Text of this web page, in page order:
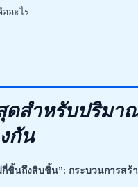
อะไร
ดสำหรับปริมา
กัน
กี่ชิ้นถึงสิบชิ้น”: กระบวนการสร้